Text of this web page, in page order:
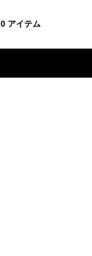
0 アイテム